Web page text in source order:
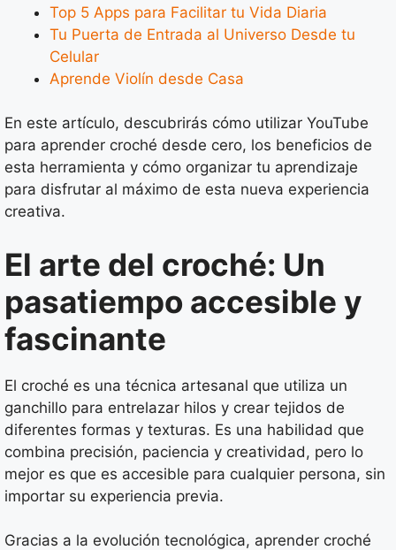
Top 5 Apps para Facilitar tu Vida Diaria
Tu Puerta de Entrada al Universo Desde tu
Celular
Aprende Violín desde Casa
En este artículo, descubrirás cómo utilizar YouTube
para aprender croché desde cero, los beneficios de
esta herramienta y cómo organizar tu aprendizaje
para disfrutar al máximo de esta nueva experiencia
creativa.
El arte del croché: Un
pasatiempo accesible y
fascinante
El croché es una técnica artesanal que utiliza un
ganchillo para entrelazar hilos y crear tejidos de
diferentes formas y texturas. Es una habilidad que
combina precisión, paciencia y creatividad, pero lo
mejor es que es accesible para cualquier persona, sin
importar su experiencia previa.
Gracias a la evolución tecnológica, aprender croché